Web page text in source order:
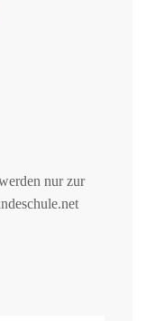
nur zur